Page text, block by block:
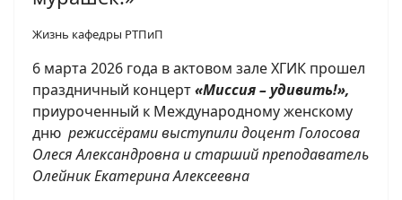
Жизнь кафедры РТПиП
6 марта 2026 года в актовом зале ХГИК прошел
праздничный концерт«Миссия – удивить!»,
приуроченный к Международному женскому
дню режиссёрами выступили доцент Голосова
Олеся Александровна и старший преподаватель
Олейник Екатерина Алексеевна